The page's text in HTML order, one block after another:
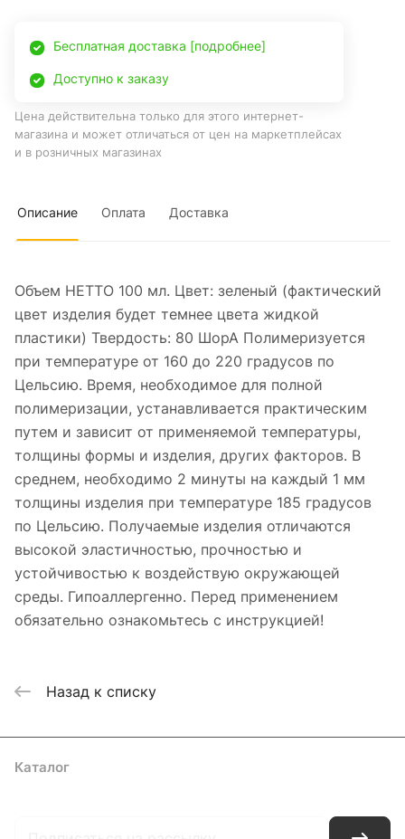
Бесплатная доставка [подробнее]
Доступно к заказу
Цена действительна только для этого интернет-
магазина и может отличаться от цен на маркетплейсах
и в розничных магазинах
Описание Оплата Доставка
Объем НЕТТО 100 мл. Цвет: зеленый (фактический
цвет изделия будет темнее цвета жидкой
пластики) Твердость: 80 ШорА Полимеризуется
при температуре от 160 до 220 градусов по
Цельсию. Время, необходимое для полной
полимеризации, устанавливается практическим
путем и зависит от применяемой температуры,
толщины формы и изделия, других факторов. В
среднем, необходимо 2 минуты на каждый 1 мм
толщины изделия при температуре 185 градусов
по Цельсию. Получаемые изделия отличаются
высокой эластичностью, прочностью и
устойчивостью к воздействую окружающей
среды. Гипоаллергенно. Перед применением
обязательно ознакомьтесь с инструкцией!
Назад к списку
Каталог